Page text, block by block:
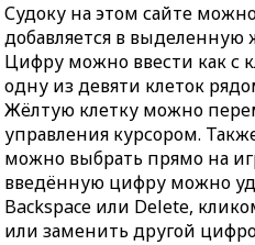
Судоку на этом сайте
добавляется в
Цифру можно ввести как с
одну из девяти клеток
Жёлтую клетку можно
управления курсором.
можно выбрать прямо на
введённую цифру можно
Backspace или Delete,
или заменить другой